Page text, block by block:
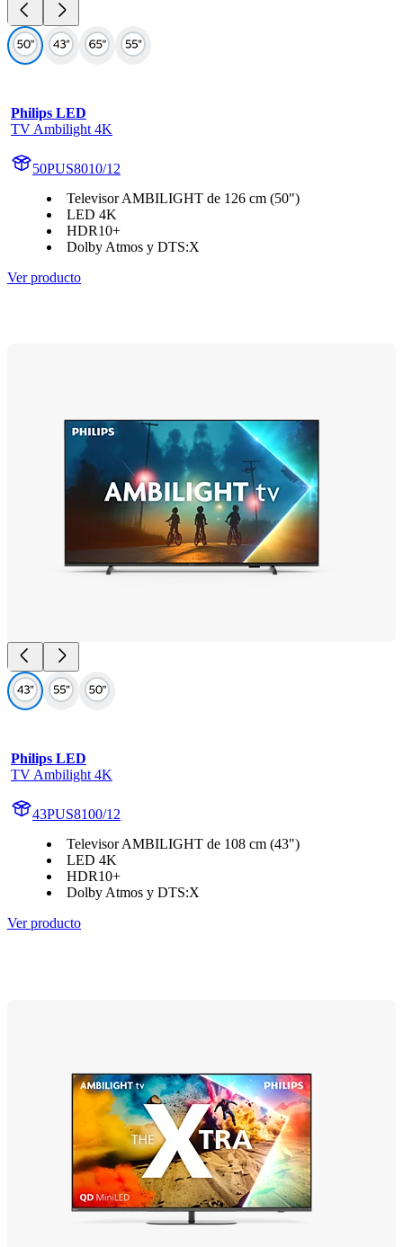
Philips LED
TV Ambilight 4K
50PUS8010/12
Televisor AMBILIGHT de 126 cm (50")
LED 4K
HDR10+
Dolby Atmos y DTS:X
Ver producto
Philips LED
TV Ambilight 4K
43PUS8100/12
Televisor AMBILIGHT de 108 cm (43")
LED 4K
HDR10+
Dolby Atmos y DTS:X
Ver producto